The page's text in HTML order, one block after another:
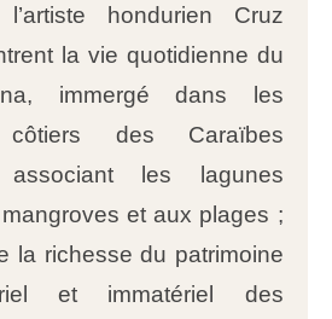
hondurien Cruz
la vie quotidienne du
immergé dans les
côtiers des Caraïbes
associant les lagunes
et aux plages ;
la richesse du patrimoine
et immatériel des